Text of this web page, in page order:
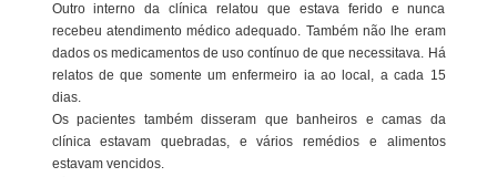
Outro interno da clínica relatou que estava ferido e nunca
recebeu atendimento médico adequado. Também não lhe eram
dados os medicamentos de uso contínuo de que necessitava. Há
relatos de que somente um enfermeiro ia ao local, a cada 15
dias.
Os pacientes também disseram que banheiros e camas da
clínica estavam quebradas, e vários remédios e alimentos
estavam vencidos.